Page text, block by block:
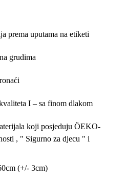
prema uputama na etiketi
grudima
I – sa finom dlakom
koji posjeduju ÖEKO-
, " Sigurno za djecu " i
(+/- 3cm)